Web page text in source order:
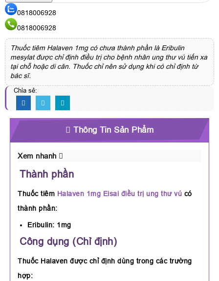
0818006928
0818006928
Thuốc tiêm Halaven 1mg có chưa thành phần là Eribulin
mesylat được chỉ định điều trị cho bệnh nhân ung thư vú tiến xa
tại chỗ hoặc di căn. Thuốc chỉ nên sử dụng khi có chỉ định từ
bác sĩ.
Chia sẻ:
Thông Tin Sản Phẩm
Xem nhanh
Thành phần
Thuốc tiêm Halaven 1mg Eisai điều trị ung thư vú có
thành phần:
Eribulin: 1mg
Công dụng (Chỉ định)
Thuốc Halaven được chỉ định dùng trong các trường
hợp: